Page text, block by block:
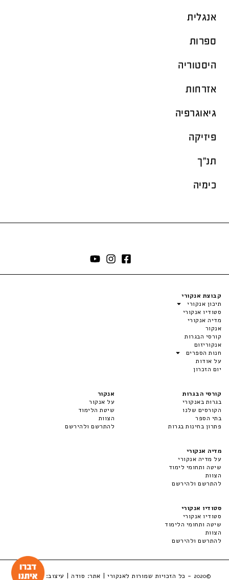
אנגלית
ספרות
היסטוריה
אזרחות
גיאוגרפיה
פיזיקה
תנ"ך
כימיה
קבוצת אנקורי
תיכון אנקורי
סטודיו אנקורי
מדיה אנקורי
אנקור
קורסי הבגרות
אנקוריזום
חנות הספרים
על אודות
יום הזכרון
קורסי הבגרות
בגרות באנקורי
הקורסים שלנו
בתי הספר
פתרון בחינות בגרות
אנקור
על אנקור
שיטת הלימוד
הצוות
להתרשם ולהירשם
מדיה אנקורי
על מדיה אנקורי
שיטה ותחומי לימוד
הצוות
להתרשם ולהירשם
סטודיו אנקורי
סטודיו אנקורי
שיטה ותחומי הלימוד
הצוות
להתרשם ולהירשם
©2020 - כל הזכויות שמורות לאנקורי | אתר: סודה| עיצוב:LuckyBox